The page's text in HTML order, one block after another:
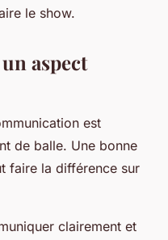
le show.
aspect
est
de balle. Une bonne
faire la différence sur
clairement et